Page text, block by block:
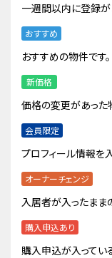
一週間以内に登録が
おすすめ
おすすめの物件です。
新価格
価格の変更があった
会員限定
プロフィール情報を
オーナーチェンジ
入居者が入ったまま
購入申込あり
購入申込が入ってい